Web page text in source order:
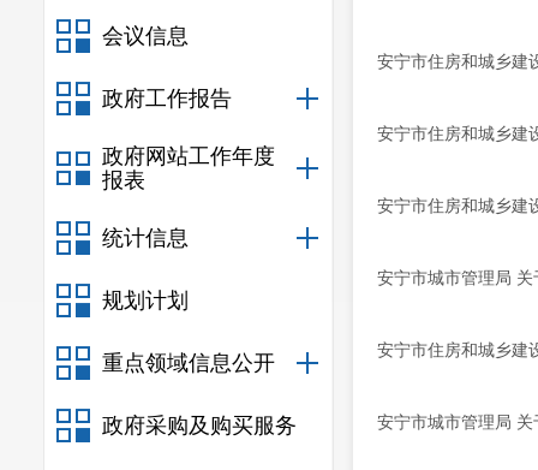
会议信息
政府工作报告
政府网站工作年度
报表
统计信息
规划计划
重点领域信息公开
政府采购及购买服务
安宁市住房和城乡建
安宁市住房和城乡建
安宁市住房和城乡建
安宁市城市管理局
安宁市住房和城乡建
安宁市城市管理局